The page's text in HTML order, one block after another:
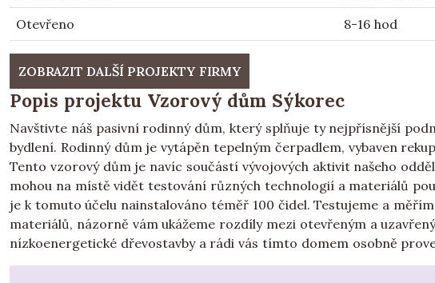
Otevřeno 8-16 hod
ZOBRAZIT DALŠÍ PROJEKTY FIRMY
Popis projektu Vzorový dům Sýkorec
Navštivte náš pasivní rodinný dům, který splňuje ty nejpřísnější
bydlení. Rodinný dům je vytápěn tepelným čerpadlem, vybaven
Tento vzorový dům je navíc součástí vývojových aktivit našeho
mohou na místě vidět testování různých technologií a materiálů
je k tomuto účelu nainstalováno téměř 100 čidel. Testujeme a
materiálů, názorně vám ukážeme rozdíly mezi otevřeným a
nízkoenergetické dřevostavby a rádi vás tímto domem osobně